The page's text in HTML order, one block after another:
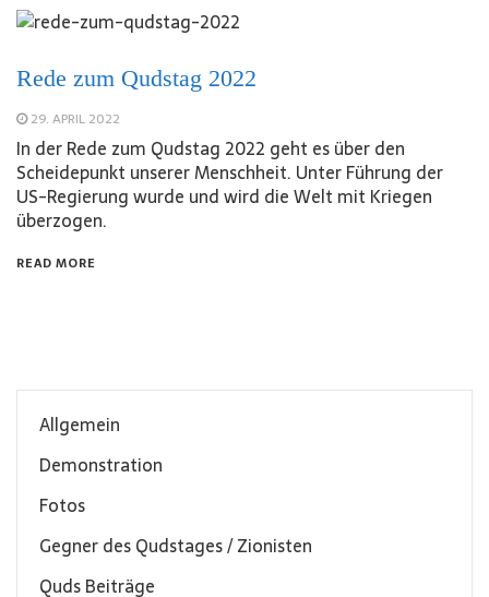
Rede zum Qudstag 2022
29. APRIL 2022
In der Rede zum Qudstag 2022 geht es über den
Scheidepunkt unserer Menschheit. Unter Führung der
US-Regierung wurde und wird die Welt mit Kriegen
überzogen.
READ MORE
Allgemein
Demonstration
Fotos
Gegner des Qudstages / Zionisten
Quds Beiträge